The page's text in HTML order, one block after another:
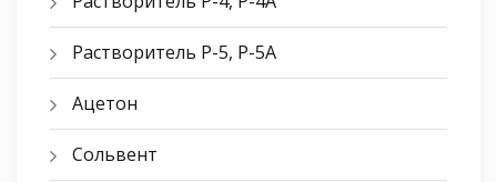
Растворитель Р-5, Р-5A
Ацетон
Сольвент